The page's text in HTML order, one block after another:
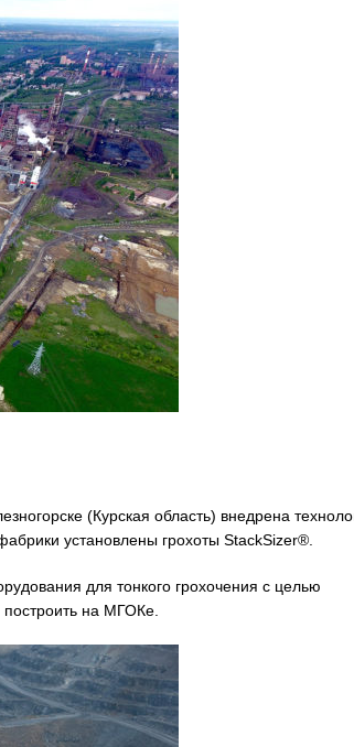
(Курская область) внедрена
установлены грохоты StackSizer®.
для тонкого грохочения с целью
на МГОКе.